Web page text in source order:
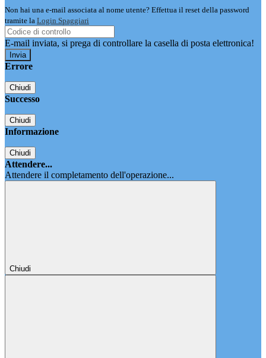
Non hai una e-mail associata al nome utente? Effettua il reset della password
tramite la Login Spaggiari
E-mail inviata, si prega di controllare la casella di posta elettronica!
Errore
Chiudi
Successo
Chiudi
Informazione
Chiudi
Attendere...
Attendere il completamento dell'operazione...
Chiudi